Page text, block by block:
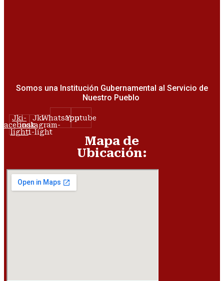
Somos una Institución Gubernamental al Servicio de
Nuestro Pueblo
Jki-
facebook-
light
Jki-
instagram-
1-light
WhatsappYoutube
Mapa de
Ubicación: